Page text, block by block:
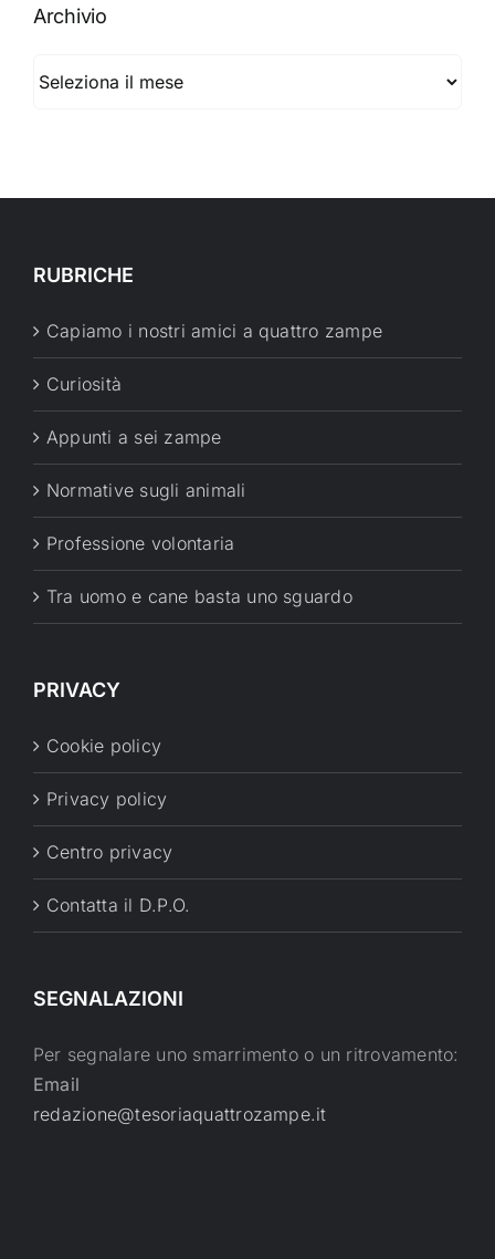
Archivio
RUBRICHE
Capiamo i nostri amici a quattro zampe
Curiosità
Appunti a sei zampe
Normative sugli animali
Professione volontaria
Tra uomo e cane basta uno sguardo
PRIVACY
Cookie policy
Privacy policy
Centro privacy
Contatta il D.P.O.
SEGNALAZIONI
Per segnalare uno smarrimento o un ritrovamento:
Email
redazione@tesoriaquattrozampe.it